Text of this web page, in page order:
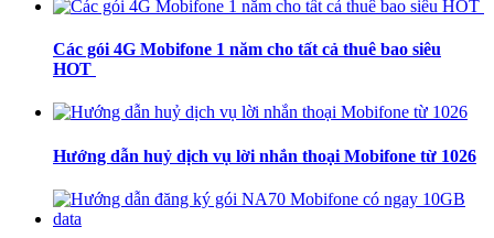
Các gói 4G Mobifone 1 năm cho tất cả thuê bao siêu
HOT
Hướng dẫn huỷ dịch vụ lời nhắn thoại Mobifone từ 1026